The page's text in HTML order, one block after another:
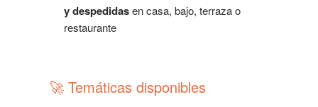
y despedidasen casa, bajo, terraza o
restaurante
🚀 Temáticas disponibles